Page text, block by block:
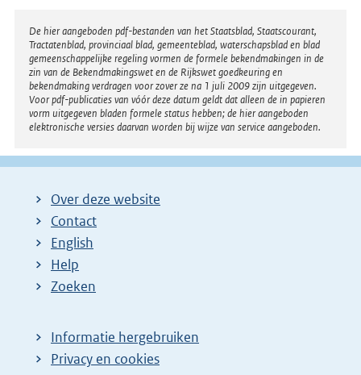
Disclaimer
De hier aangeboden pdf-bestanden van het Staatsblad, Staatscourant,
Tractatenblad, provinciaal blad, gemeenteblad, waterschapsblad en blad
gemeenschappelijke regeling vormen de formele bekendmakingen in de
zin van de Bekendmakingswet en de Rijkswet goedkeuring en
bekendmaking verdragen voor zover ze na 1 juli 2009 zijn uitgegeven.
Voor pdf-publicaties van vóór deze datum geldt dat alleen de in papieren
vorm uitgegeven bladen formele status hebben; de hier aangeboden
elektronische versies daarvan worden bij wijze van service aangeboden.
Over deze website
Contact
English
Help
Zoeken
Informatie hergebruiken
Privacy en cookies